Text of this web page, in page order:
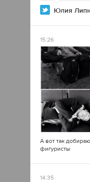
Юлия
15:26
А вот так
фигуристы
14:35